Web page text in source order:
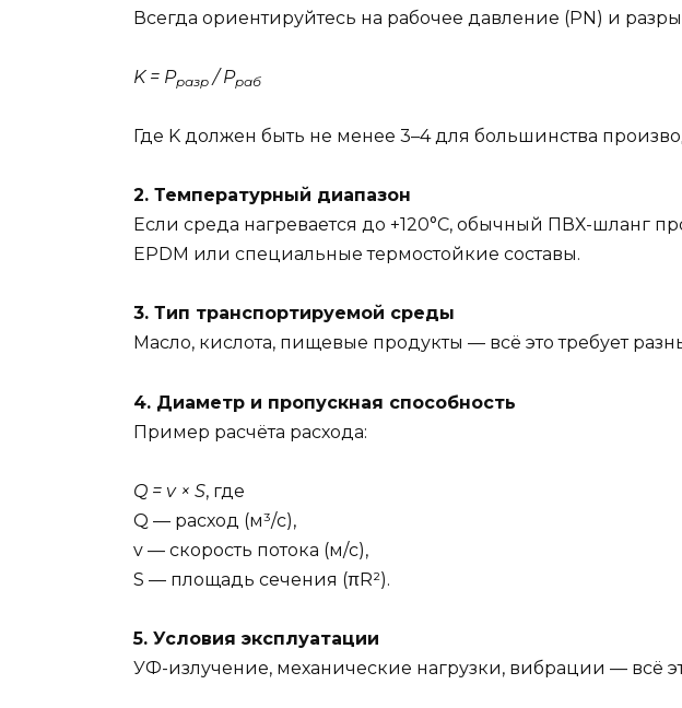
Всегда ориентируйтесь на рабочее давление (PN) и
K = Pразр / Pраб
Где K должен быть не менее 3–4 для большинства
2. Температурный диапазон
Если среда нагревается до +120°C, обычный ПВХ-шланг
EPDM или специальные термостойкие составы.
3. Тип транспортируемой среды
Масло, кислота, пищевые продукты — всё это требует
4. Диаметр и пропускная способность
Пример расчёта расхода:
Q = v × S, где
Q — расход (м³/с),
v — скорость потока (м/с),
S — площадь сечения (πR²).
5. Условия эксплуатации
УФ-излучение, механические нагрузки, вибрации — всё